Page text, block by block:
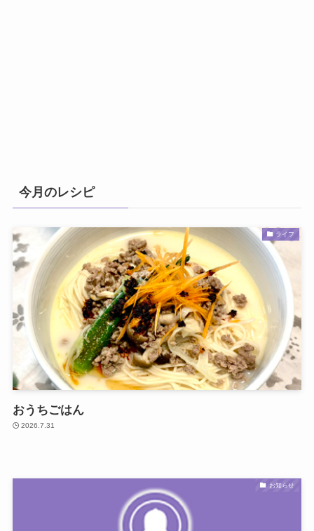
今月のレシピ
ライフ
おうちごはん
2026.7.31
お知らせ